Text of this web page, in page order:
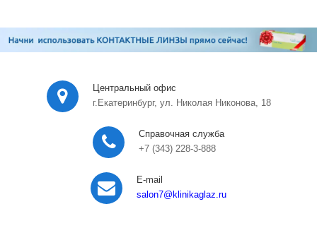
Центральный офис
г.Екатеринбург, ул. Николая Никонова, 18
Справочная служба
+7 (343) 228-3-888
E-mail
salon7@klinikaglaz.ru